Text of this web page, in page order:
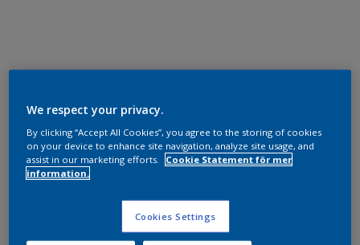
We respect your privacy.
By clicking “Accept All Cookies”, you agree to the storing of cookies
on your device to enhance site navigation, analyze site usage, and
assist in our marketing efforts.
Cookie Statement för mer
information.
Cookies Settings